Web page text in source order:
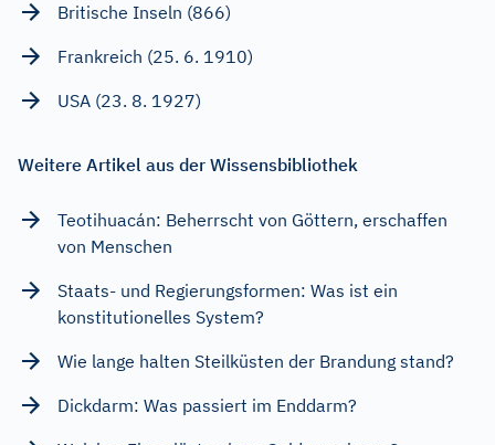
Britische Inseln (866)
Frankreich (25. 6. 1910)
USA (23. 8. 1927)
Weitere Artikel aus der Wissensbibliothek
Teotihuacán: Beherrscht von Göttern, erschaffen
von Menschen
Staats- und Regierungsformen: Was ist ein
konstitutionelles System?
Wie lange halten Steilküsten der Brandung stand?
Dickdarm: Was passiert im Enddarm?